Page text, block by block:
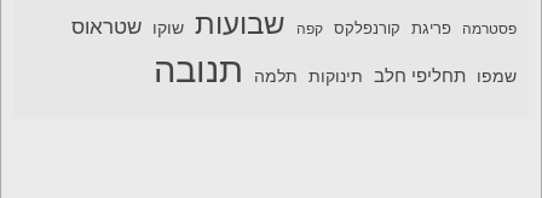
פסטרמה פריגת קורנפלקס קפה שבועות שוקו שטראוס
שמפו תחליפי חלב תינוקות תלמה תנובה